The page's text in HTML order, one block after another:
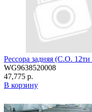
Рессора задняя (С.О.
WG9638520008
47,775 р.
В корзину